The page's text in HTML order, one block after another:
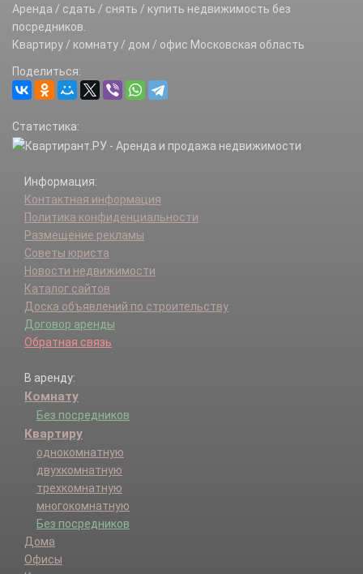
Аренда / сдать / снять / купить недвижимость без
посредников.
Квартиру / комнату / дом / офис Московская область
Поделиться:
Статистика:
Информация:
Контактная информация
Политика конфиденциальности
Размещение рекламы
Советы юриста
Новости недвижимости
Каталог сайтов
Доска объявлений по строительству
Договор аренды
Обратная связь
В аренду:
Комнату
Без посредников
Квартиру
однокомнатную
двухкомнатную
трехкомнатную
многокомнатную
Без посредников
Дома
Офисы